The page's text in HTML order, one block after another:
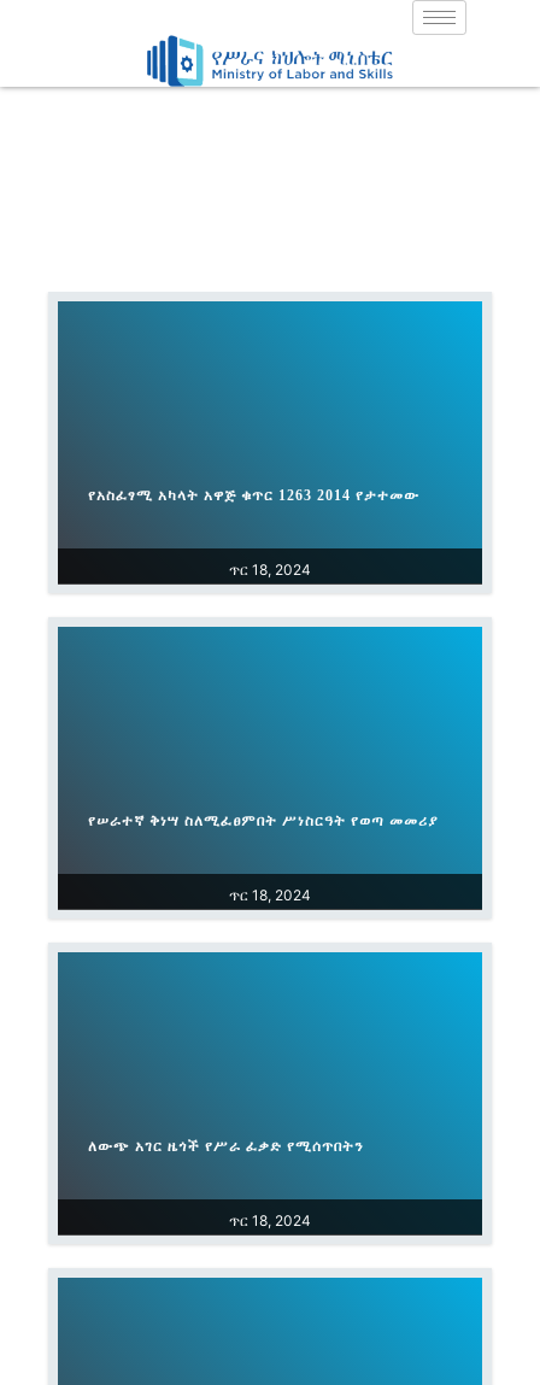
ጥር 18, 2024
የአስፈፃሚ አካላት አዋጅ ቁጥር 1263 2014 የታተመው
ጥር 18, 2024
የሠራተኛ ቅነሣ ስለሚፈፀምበት ሥነስርዓት የወጣ መመሪያ
ጥር 18, 2024
ለውጭ አገር ዜጎች የሥራ ፈቃድ የሚሰጥበትን